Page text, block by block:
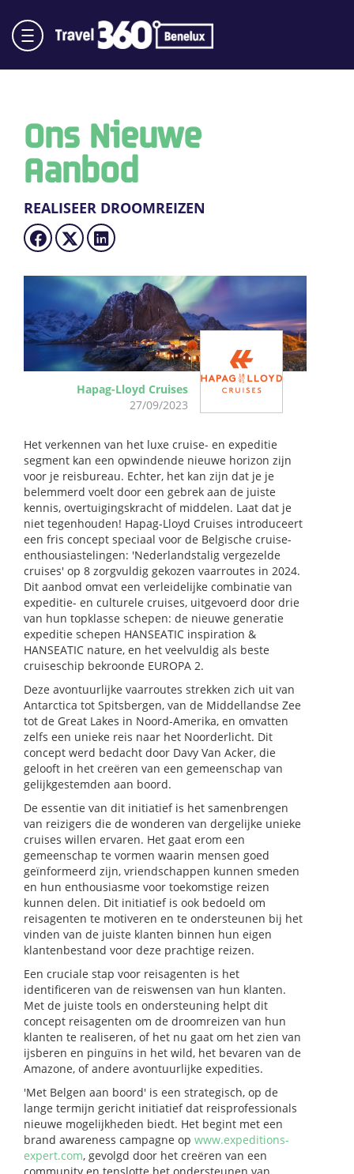
Ons Nieuwe
Aanbod
REALISEER DROOMREIZEN
Hapag-Lloyd Cruises
27/09/2023
Het verkennen van het luxe cruise- en expeditie
segment kan een opwindende nieuwe horizon zijn
voor je reisbureau. Echter, het kan zijn dat je je
belemmerd voelt door een gebrek aan de juiste
kennis, overtuigingskracht of middelen. Laat dat je
niet tegenhouden! Hapag-Lloyd Cruises introduceert
een fris concept speciaal voor de Belgische cruise-
enthousiastelingen: 'Nederlandstalig vergezelde
cruises' op 8 zorgvuldig gekozen vaarroutes in 2024.
Dit aanbod omvat een verleidelijke combinatie van
expeditie- en culturele cruises, uitgevoerd door drie
van hun topklasse schepen: de nieuwe generatie
expeditie schepen HANSEATIC inspiration &
HANSEATIC nature, en het veelvuldig als beste
cruiseschip bekroonde EUROPA 2.
Deze avontuurlijke vaarroutes strekken zich uit van
Antarctica tot Spitsbergen, van de Middellandse Zee
tot de Great Lakes in Noord-Amerika, en omvatten
zelfs een unieke reis naar het Noorderlicht. Dit
concept werd bedacht door Davy Van Acker, die
gelooft in het creëren van een gemeenschap van
gelijkgestemden aan boord.
De essentie van dit initiatief is het samenbrengen
van reizigers die de wonderen van dergelijke unieke
cruises willen ervaren. Het gaat erom een
gemeenschap te vormen waarin mensen goed
geïnformeerd zijn, vriendschappen kunnen smeden
en hun enthousiasme voor toekomstige reizen
kunnen delen. Dit initiatief is ook bedoeld om
reisagenten te motiveren en te ondersteunen bij het
vinden van de juiste klanten binnen hun eigen
klantenbestand voor deze prachtige reizen.
Een cruciale stap voor reisagenten is het
identificeren van de reiswensen van hun klanten.
Met de juiste tools en ondersteuning helpt dit
concept reisagenten om de droomreizen van hun
klanten te realiseren, of het nu gaat om het zien van
ijsberen en pinguïns in het wild, het bevaren van de
Amazone, of andere avontuurlijke expedities.
'Met Belgen aan boord' is een strategisch, op de
lange termijn gericht initiatief dat reisprofessionals
nieuwe mogelijkheden biedt. Het begint met een
brand awareness campagne op www.expeditions-
expert.com, gevolgd door het creëren van een